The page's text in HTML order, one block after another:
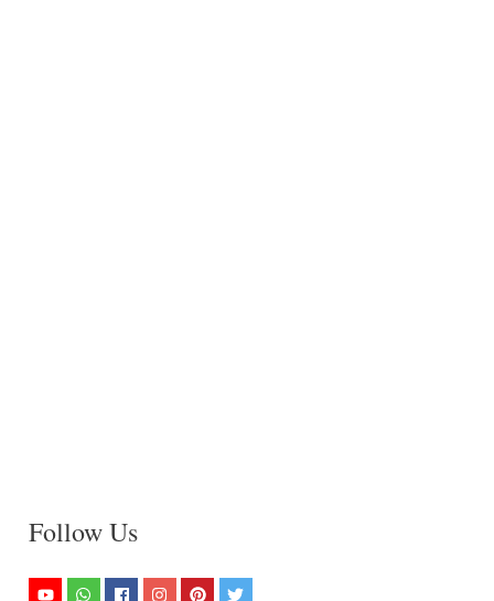
Follow Us